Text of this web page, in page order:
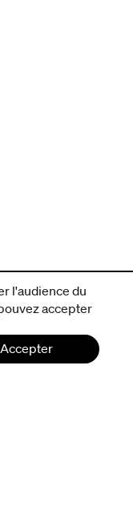
l'audience du
accepter
Accepter